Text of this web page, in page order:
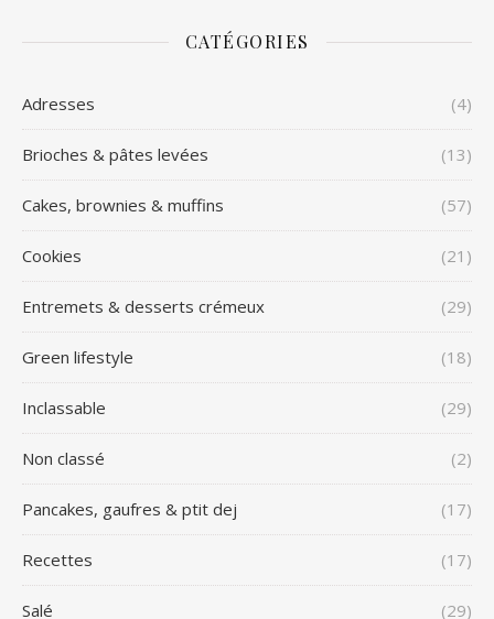
CATÉGORIES
Adresses (4)
Brioches & pâtes levées (13)
Cakes, brownies & muffins (57)
Cookies (21)
Entremets & desserts crémeux (29)
Green lifestyle (18)
Inclassable (29)
Non classé (2)
Pancakes, gaufres & ptit dej (17)
Recettes (17)
Salé (29)